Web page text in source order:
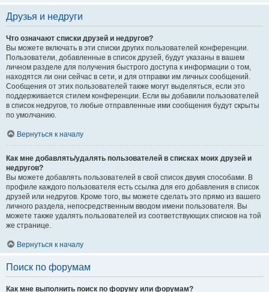
Друзья и недруги
Что означают списки друзей и недругов?
Вы можете включать в эти списки других пользователей конференции.
Пользователи, добавленные в список друзей, будут указаны в вашем
личном разделе для получения быстрого доступа к информации о том,
находятся ли они сейчас в сети, и для отправки им личных сообщений.
Сообщения от этих пользователей также могут выделяться, если это
поддерживается стилем конференции. Если вы добавили пользователей
в список недругов, то любые отправленные ими сообщения будут скрыты
по умолчанию.
Вернуться к началу
Как мне добавлять/удалять пользователей в списках моих друзей и
недругов?
Вы можете добавлять пользователей в свой список двумя способами. В
профиле каждого пользователя есть ссылка для его добавления в список
друзей или недругов. Кроме того, вы можете сделать это прямо из вашего
личного раздела, непосредственным вводом имени пользователя. Вы
можете также удалять пользователей из соответствующих списков на той
же странице.
Вернуться к началу
Поиск по форумам
Как мне выполнить поиск по форуму или форумам?